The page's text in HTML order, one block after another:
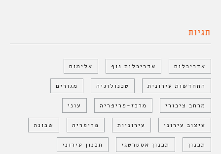
תגיות
אדריכלות אדריכלות נוף אלימות
התחדשות עירונית טכנולוגיה מגורים
מרחב ציבורי מרכז-פריפריה עוני
עיצוב עירוני עירוניות פריפריה שכונה
תכנון תכנון אסטרטגי תכנון עירוני